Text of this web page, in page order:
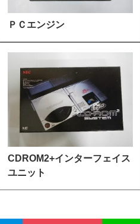
ＰＣエンジン
CDROM2+インターフェイス
ユニット